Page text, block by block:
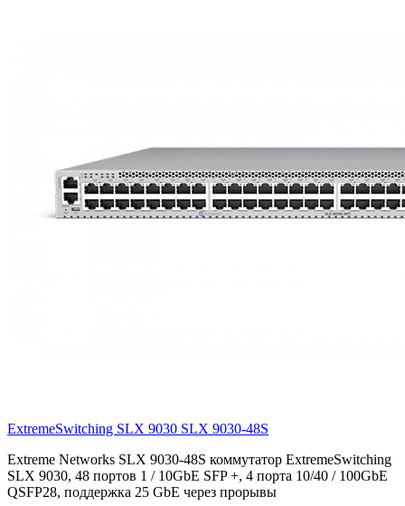
ExtremeSwitching SLX 9030 SLX 9030-48S
Extreme Networks SLX 9030-48S коммутатор ExtremeSwitching
SLX 9030, 48 портов 1 / 10GbE SFP +, 4 порта 10/40 / 100GbE
QSFP28, поддержка 25 GbE через прорывы